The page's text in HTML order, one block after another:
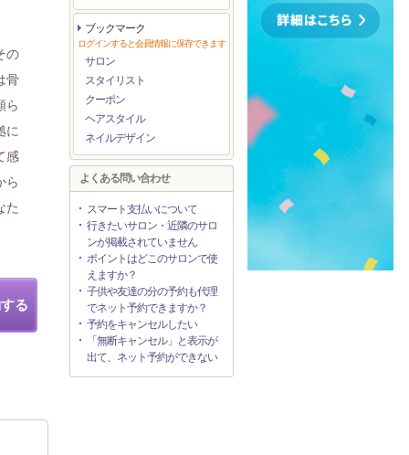
の
骨
ら
に
感
ら
た
る
ブックマーク
ログインすると会員情報に保存できます
サロン
スタイリスト
クーポン
ヘアスタイル
ネイルデザイン
よくある問い合わせ
スマート支払いについて
行きたいサロン・近隣のサロ
ンが掲載されていません
ポイントはどこのサロンで使
えますか？
子供や友達の分の予約も代理
でネット予約できますか？
予約をキャンセルしたい
「無断キャンセル」と表示が
出て、ネット予約ができない